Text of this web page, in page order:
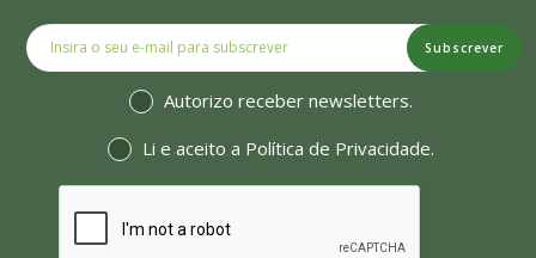
Subscrever
Autorizo receber newsletters.
Li e aceito a Política de Privacidade.